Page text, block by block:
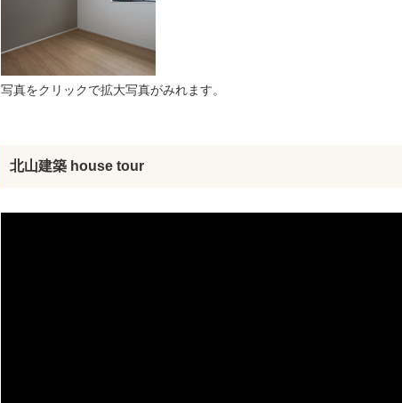
写真をクリックで拡大写真がみれます。
北山建築 house tour